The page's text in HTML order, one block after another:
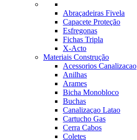
Abraçadeiras Fivela
Capacete Proteção
Esfregonas
Fichas Tripla
X-Acto
Materiais Construção
Acessorios Canalizacao
Anilhas
Arames
Bicha Monobloco
Buchas
Canalizaçao Latao
Cartucho Gas
Cerra Cabos
Coletes